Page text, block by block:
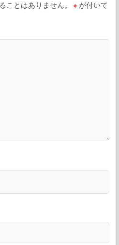
ことはありません。 ※ が付いて